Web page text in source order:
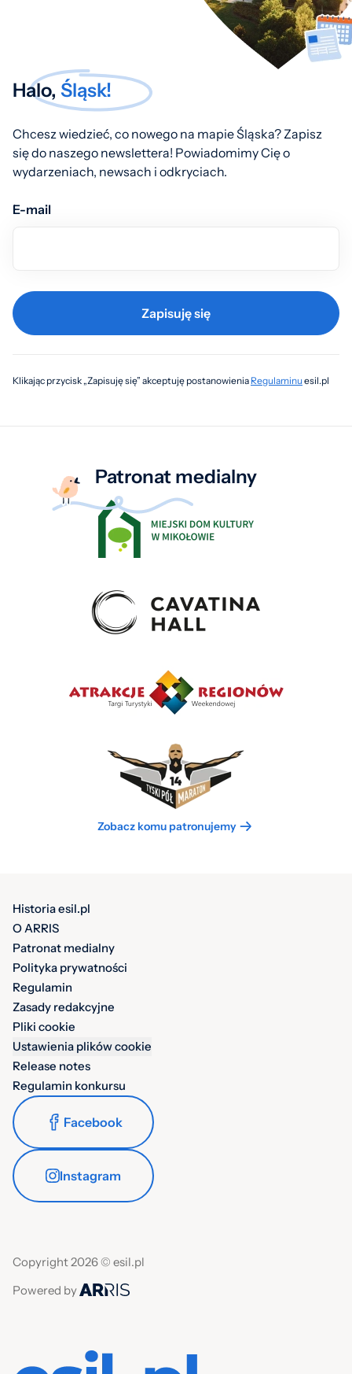
Halo, Śląsk!
Chcesz wiedzieć, co nowego na mapie Śląska? Zapisz
się do naszego newslettera! Powiadomimy Cię o
wydarzeniach, newsach i odkryciach.
E-mail
Zapisuję się
Klikając przycisk „Zapisuję się” akceptuję postanowienia Regulaminuesil.pl
Patronat medialny
Zobacz komu patronujemy
Historia esil.pl
O ARRIS
Patronat medialny
Polityka prywatności
Regulamin
Zasady redakcyjne
Pliki cookie
Ustawienia plików cookie
Release notes
Regulamin konkursu
Facebook
Instagram
Copyright 2026 © esil.pl
Powered by